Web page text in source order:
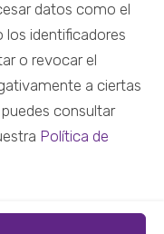
datos como el
identificadores
o revocar el
a ciertas
consultar
Política de